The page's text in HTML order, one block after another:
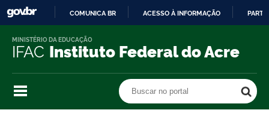
O
COMUNICA BR ACESSO À INFORMAÇÃO
IFAC Instituto Federal do Acre
MINISTÉRIO DA EDUCAÇÃO
Buscar no portal